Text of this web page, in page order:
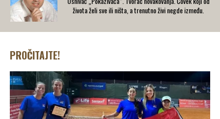
života želi sve ili ništa, a trenutno živi negde između.
PROČITAJTE!